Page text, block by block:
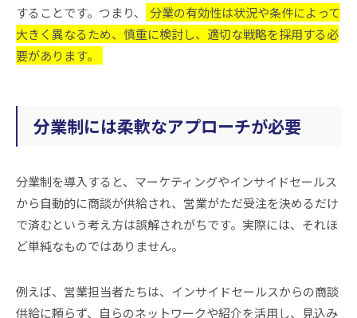
することです。つまり、
分業の有効性は状況や条件によって
大きく異なるため、慎重に検討し、適切な戦略を採用する必
要があります。
分業制には柔軟なアプローチが必要
分業制を導入すると、マーケティングやインサイドセールス
から自動的に商談が供給され、営業がただ受注を決めるだけ
で済むという考え方は誤解されがちです。実際には、それほ
ど単純なものではありません。
例えば、営業担当者たちは、インサイドセールスからの商談
供給に頼らず、自らのネットワークや紹介を活用し、見込み